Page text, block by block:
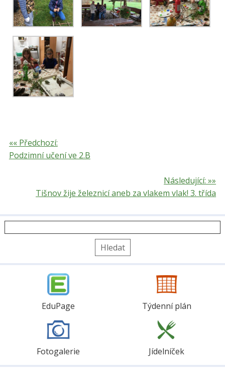
«« Předchozí:
Podzimní učení ve 2.B
Následující: »»
Tišnov žije železnicí aneb za vlakem vlak! 3. třída
EduPage Týdenní plán
Fotogalerie Jídelníček